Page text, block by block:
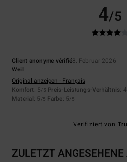
4/5
Client anonyme vérifié8. Februar 2026
Weil
Original anzeigen - Français
Komfort: 5/5 Preis-Leistungs-Verhältnis: 4
Material: 5 /5 Farbe: 5/5
Verifiziert von
ZULETZT